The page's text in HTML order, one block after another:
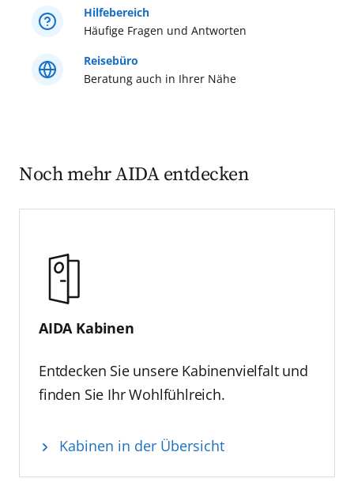
Häufige Fragen und Antworten
Hilfebereich
Beratung auch in Ihrer Nähe
Reisebüro
Noch mehr AIDA entdecken
AIDA Kabinen
Entdecken Sie unsere Kabinenvielfalt und
finden Sie Ihr Wohlfühlreich.
Kabinen in der Übersicht